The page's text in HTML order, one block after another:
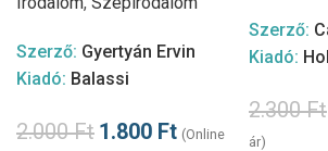
Szerző: Gyertyán Ervin
Kiadó: Balassi
2.000Ft 1.800 Ft (Online
Szerző:
Kiadó:
2.300Ft
ár)